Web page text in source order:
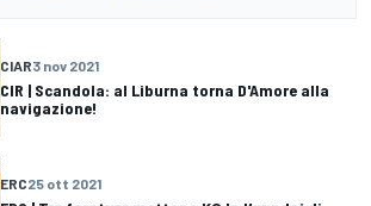
CIAR3 nov 2021
CIR | Scandola: al Liburna torna D'Amore alla
navigazione!
ERC25 ott 2021